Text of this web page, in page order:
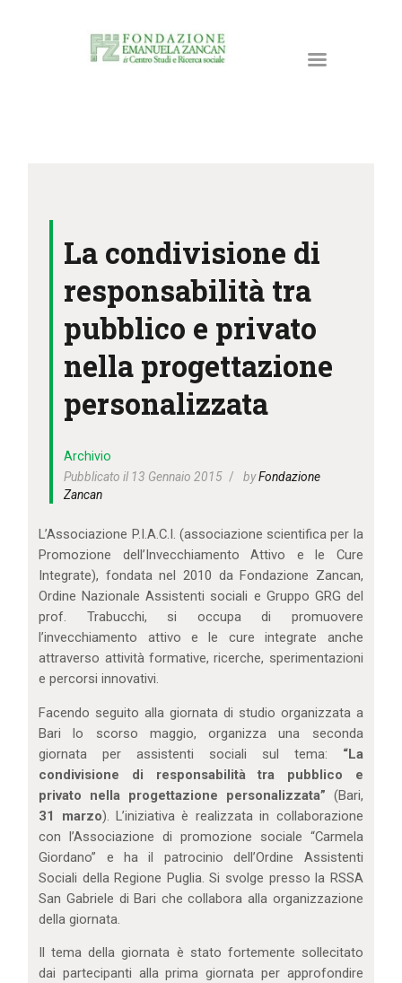
ATTIVITÀ E PROGETTI
RISORSE
NEWS
DONA ORA
CONTATTI
IL MIO ACCOUNT
La condivisione di
responsabilità tra
pubblico e privato
nella progettazione
personalizzata
Archivio
Pubblicato il 13 Gennaio 2015
byFondazione
Zancan
L’Associazione P.I.A.C.I. (associazione scientifica per la
Promozione dell’Invecchiamento Attivo e le Cure
Integrate), fondata nel 2010 da Fondazione Zancan,
Ordine Nazionale Assistenti sociali e Gruppo GRG del
prof. Trabucchi, si occupa di promuovere
l’invecchiamento attivo e le cure integrate anche
attraverso attività formative, ricerche, sperimentazioni
e percorsi innovativi.
Facendo seguito alla giornata di studio organizzata a
Bari lo scorso maggio, organizza una seconda
giornata per assistenti sociali sul tema: “La
condivisione di responsabilità tra pubblico e
privato nella progettazione personalizzata” (Bari,
31 marzo). L’iniziativa è realizzata in collaborazione
con l’Associazione di promozione sociale “Carmela
Giordano” e ha il patrocinio dell’Ordine Assistenti
Sociali della Regione Puglia. Si svolge presso la RSSA
San Gabriele di Bari che collabora alla organizzazione
della giornata.
Il tema della giornata è stato fortemente sollecitato
dai partecipanti alla prima giornata per approfondire